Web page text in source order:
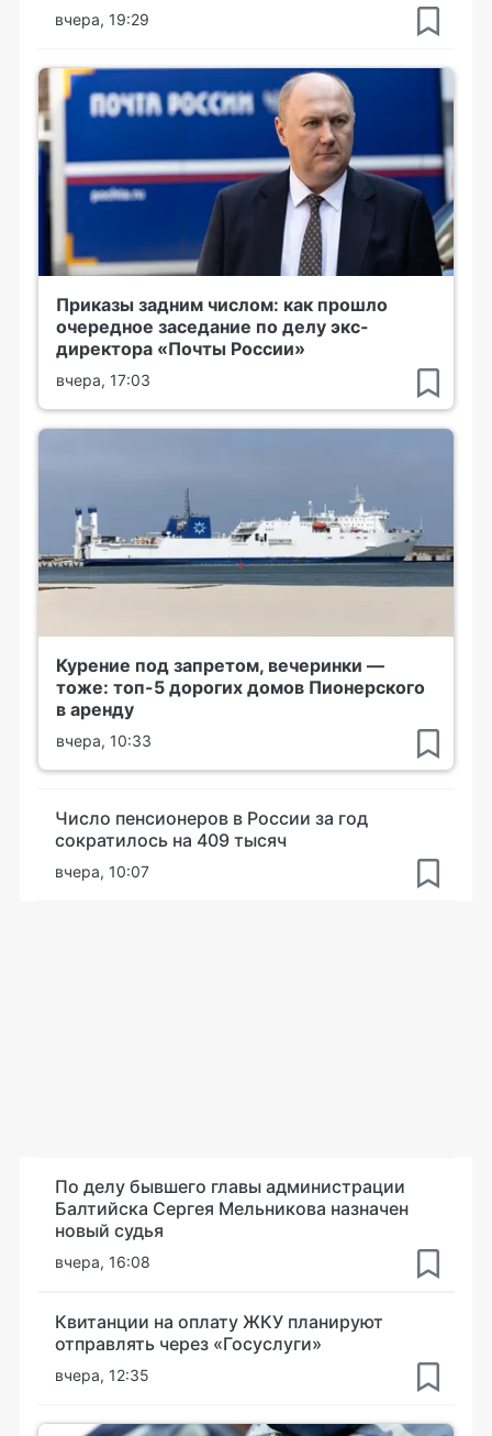
вчера, 19:29
Приказы задним числом: как прошло
очередное заседание по делу экс-
директора «Почты России»
вчера, 17:03
Курение под запретом, вечеринки —
тоже: топ-5 дорогих домов Пионерского
в аренду
вчера, 10:33
Число пенсионеров в России за год
сократилось на 409 тысяч
вчера, 10:07
По делу бывшего главы администрации
Балтийска Сергея Мельникова назначен
новый судья
вчера, 16:08
Квитанции на оплату ЖКУ планируют
отправлять через «Госуслуги»
вчера, 12:35